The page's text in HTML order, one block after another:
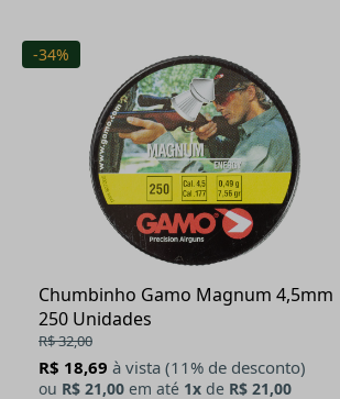
-34%
Chumbinho Gamo Magnum 4,5mm
250 Unidades
R$ 32,00
R$ 18,69 à vista (11% de desconto)
ou R$ 21,00 em até 1x de R$ 21,00